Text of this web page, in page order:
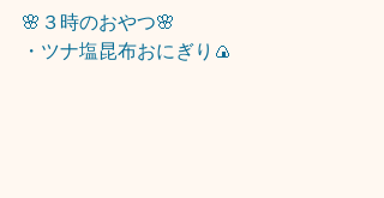
🌸３時のおやつ🌸
・ツナ塩昆布おにぎり🍙